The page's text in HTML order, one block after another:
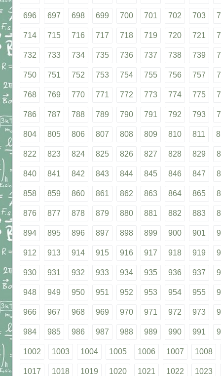
696 697 698 699 700 701 702 703
714 715 716 717 718 719 720 721
732 733 734 735 736 737 738 739
750 751 752 753 754 755 756 757
768 769 770 771 772 773 774 775
786 787 788 789 790 791 792 793
804 805 806 807 808 809 810 811
822 823 824 825 826 827 828 829
840 841 842 843 844 845 846 847
858 859 860 861 862 863 864 865
876 877 878 879 880 881 882 883
894 895 896 897 898 899 900 901
912 913 914 915 916 917 918 919
930 931 932 933 934 935 936 937
948 949 950 951 952 953 954 955
966 967 968 969 970 971 972 973
984 985 986 987 988 989 990 991
1002 1003 1004 1005 1006 1007 1008
1017 1018 1019 1020 1021 1022 1023